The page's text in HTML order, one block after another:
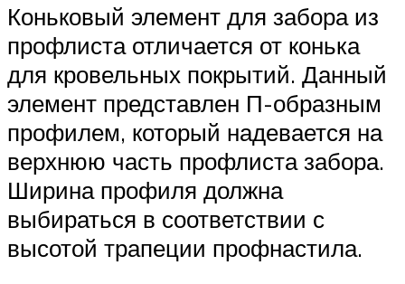
Коньковый элемент для забора из
профлиста отличается от конька
для кровельных покрытий. Данный
элемент представлен П-образным
профилем, который надевается на
верхнюю часть профлиста забора.
Ширина профиля должна
выбираться в соответствии с
высотой трапеции профнастила.